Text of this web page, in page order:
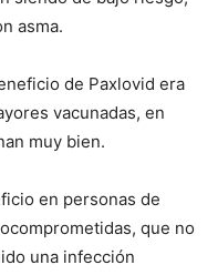
asma.
de Paxlovid era
vacunadas, en
muy bien.
en personas de
que no
una infección